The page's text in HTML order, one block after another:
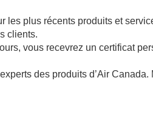
les plus récents produits et
clients.
vous recevrez un certificat
des produits d’Air Canada.